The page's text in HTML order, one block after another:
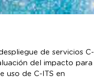
de servicios C-
del impacto para
uso de C-ITS en